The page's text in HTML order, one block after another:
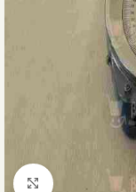
Click to enlarge